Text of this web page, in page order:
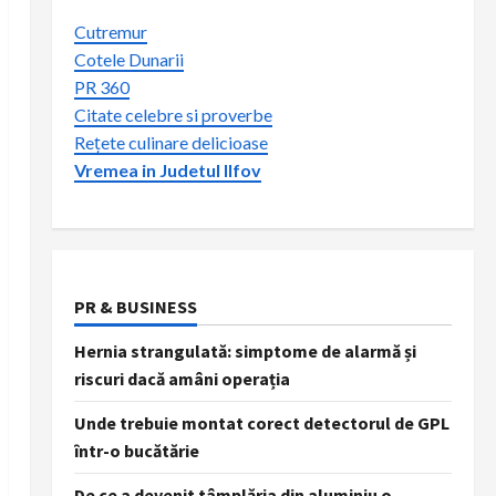
Cutremur
Cotele Dunarii
PR 360
Citate celebre si proverbe
Rețete culinare delicioase
Vremea in Judetul Ilfov
PR & BUSINESS
Hernia strangulată: simptome de alarmă și
riscuri dacă amâni operația
Unde trebuie montat corect detectorul de GPL
într-o bucătărie